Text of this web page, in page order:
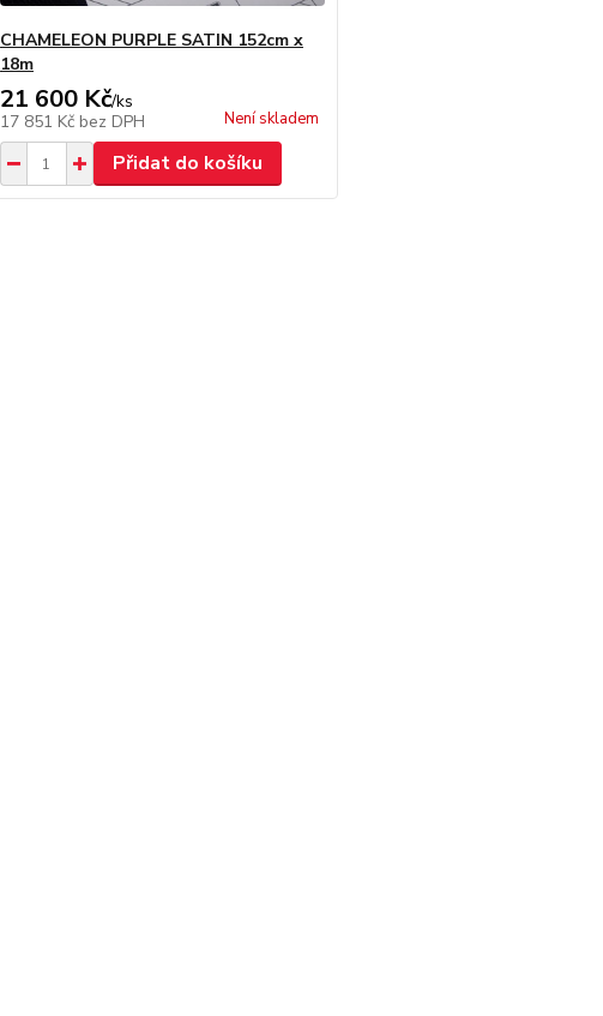
CHAMELEON PURPLE SATIN 152cm x
18m
21 600 Kč/ks
17 851 Kč bez DPH Není skladem
Přidat do košíku